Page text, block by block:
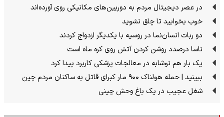
در عصر دیجیتال مردم به دوربین‌های مکانیکی روی آورده‌اند
خوب بخوابید تا چاق نشوید
دو ربات انسان‌نما در روسیه با یکدیگر ازدواج کردند
ناسا درصدد روشن کردن آتش روی کره ماه است
یک بار هم نوشابه در معالجات پزشکی کاربرد پیدا کرد
ببینید | حمله هولناک ۹۰۰ مار کبرای قاتل به ساکنان مردم چین
شغل عجیب در یک باغ وحش چینی